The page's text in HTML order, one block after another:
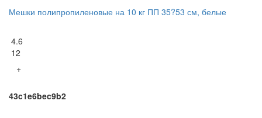
Мешки полипропиленовые на 10 кг ПП 35?53 см, белые
4.6
12
+
43c1e6bec9b2